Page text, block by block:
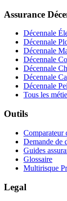
Assurance
Décennale
Décennale
Décennale
Décennale
Décennale
Décennale
Décennale
Tous les
Outils
Comparateur
Demande de
Guides
Glossaire
Multirisque
Legal